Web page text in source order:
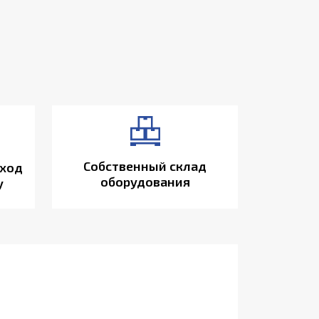
Собственный склад
оборудования